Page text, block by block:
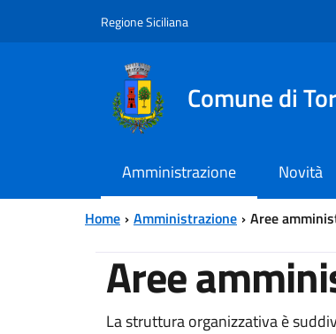
Regione Siciliana
Comune di
Amministrazione Novità
Home Amministrazione Aree
Aree
La struttura organizzativa è